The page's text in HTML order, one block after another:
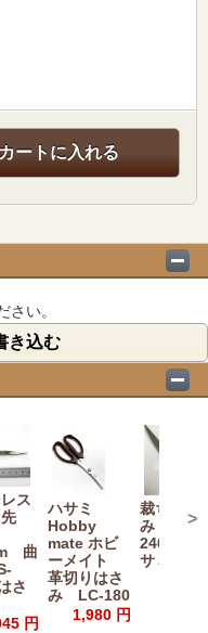
カートに入れる
さい。
き込む
ス
曲
さ
円
ハサミ
Hobby
mate ホビ
ーメイト
革切りはさ
み LC-180
1,980 円
裁ちはさ
み 兼
240mm
サミ
>